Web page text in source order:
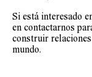
Si está interesado
en contactarnos
construir
mundo.